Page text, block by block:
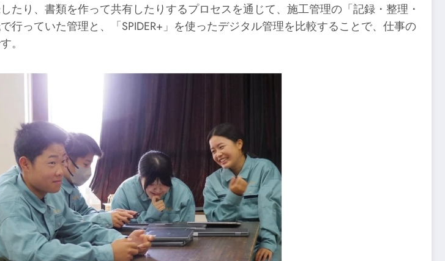
り、書類を作って共有したりするプロセスを通じて、施工管理の「記録・整理・
っていた管理と、「SPIDER+」を使ったデジタル管理を比較することで、仕事の
。